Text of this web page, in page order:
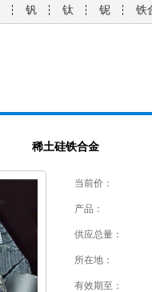
钒 钛 铌 铁
稀土硅铁合金
当前价：
产品：
供应总量：
所在地：
有效期至：